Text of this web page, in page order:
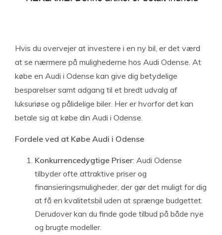
Hvis du overvejer at investere i en ny bil, er det værd
at se nærmere på mulighederne hos Audi Odense. At
købe en Audi i Odense kan give dig betydelige
besparelser samt adgang til et bredt udvalg af
luksuriøse og pålidelige biler. Her er hvorfor det kan
betale sig at købe din Audi i Odense.
Fordele ved at Købe Audi i Odense
Konkurrencedygtige Priser: Audi Odense
tilbyder ofte attraktive priser og
finansieringsmuligheder, der gør det muligt for dig
at få en kvalitetsbil uden at sprænge budgettet.
Derudover kan du finde gode tilbud på både nye
og brugte modeller.